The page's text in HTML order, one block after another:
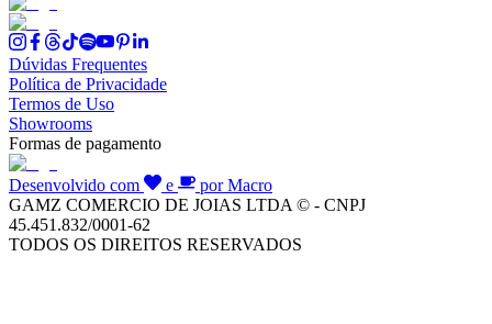
Dúvidas Frequentes
Política de Privacidade
Termos de Uso
Showrooms
Formas de pagamento
Desenvolvido com e
por Macro
GAMZ COMERCIO DE JOIAS LTDA © - CNPJ
45.451.832/0001-62
TODOS OS DIREITOS RESERVADOS